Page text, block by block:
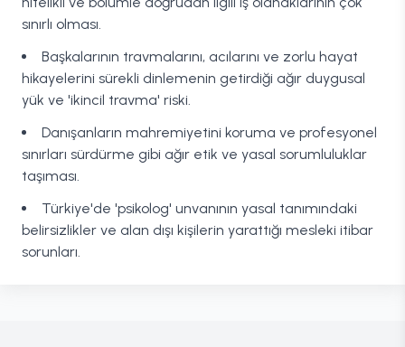
sınırlı olması.
Başkalarının travmalarını, acılarını ve zorlu hayat
hikayelerini sürekli dinlemenin getirdiği ağır duygusal
yük ve 'ikincil travma' riski.
Danışanların mahremiyetini koruma ve profesyonel
sınırları sürdürme gibi ağır etik ve yasal sorumluluklar
taşıması.
Türkiye'de 'psikolog' unvanının yasal tanımındaki
belirsizlikler ve alan dışı kişilerin yarattığı mesleki itibar
sorunları.